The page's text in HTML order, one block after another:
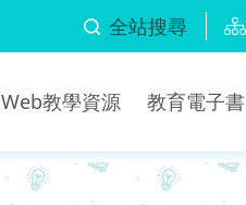
全站搜尋
Web教學資源 教育電子書